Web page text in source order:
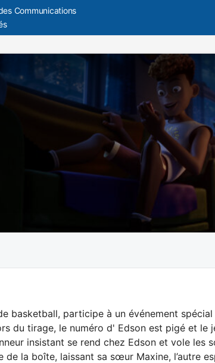
Communications
basketball, participe à un événement
du tirage, le numéro d' Edson est pigé et le
insistant se rend chez Edson et vole les
la boîte, laissant sa sœur Maxine, l’autre